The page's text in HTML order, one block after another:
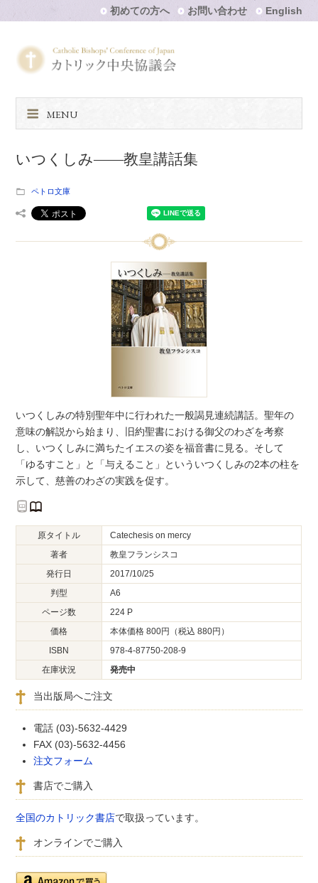
初めての方へ お問い合わせ English
MENU
いつくしみ――教皇講話集
ペトロ文庫
いつくしみの特別聖年中に行われた一般謁見連続講話。聖年の
意味の解説から始まり、旧約聖書における御父のわざを考察
し、いつくしみに満ちたイエスの姿を福音書に見る。そして
「ゆるすこと」と「与えること」といういつくしみの2本の柱を
示して、慈善のわざの実践を促す。
原タイトル
Catechesis on mercy
著者
教皇フランシスコ
発行日
2017/10/25
判型
A6
ページ数
224 P
価格
本体価格 800円（税込 880円）
ISBN
978-4-87750-208-9
在庫状況
発売中
当出版局へご注文
電話 (03)-5632-4429
FAX (03)-5632-4456
注文フォーム
書店でご購入
全国のカトリック書店で取扱っています。
オンラインでご購入